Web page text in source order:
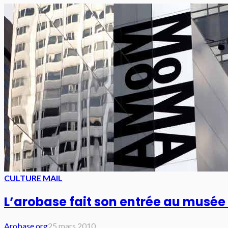
CULTURE MAIL
L’arobase fait son entrée au musée
Arobase.org25 mars 2010